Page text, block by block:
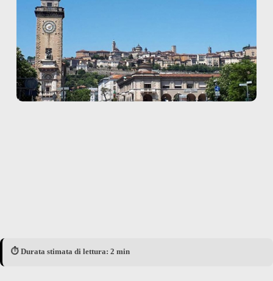
⏱️ Durata stimata di lettura: 2 min